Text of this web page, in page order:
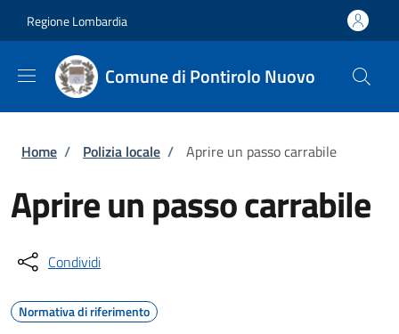
Regione Lombardia
Comune di Pontirolo Nuovo
Briciole di pane
Home / Polizia locale / Aprire un passo carrabile
Aprire un passo carrabile
Condividi
Normativa di riferimento